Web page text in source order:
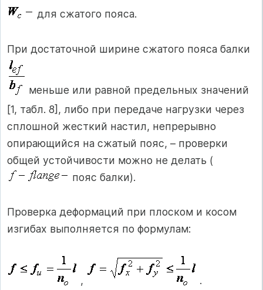
для сжатого пояса.
При достаточной ширине сжатого пояса балки
меньше или равной предельных значений
[1, табл. 8], либо при передаче нагрузки через
сплошной жесткий настил, непрерывно
опирающийся на сжатый пояс, – проверки
общей устойчивости можно не делать (
пояс балки).
Проверка деформаций при плоском и косом
изгибах выполняется по формулам:
, .